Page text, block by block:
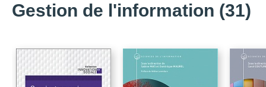
Gestion de l'information (31)